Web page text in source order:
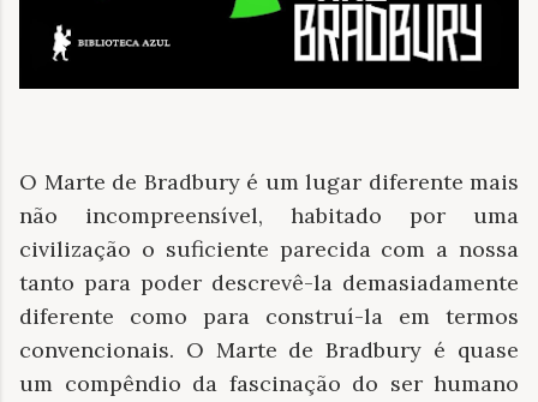
O Marte de Bradbury é um lugar diferente mais
não incompreensível, habitado por uma
civilização o suficiente parecida com a nossa
tanto para poder descrevê-la demasiadamente
diferente como para construí-la em termos
convencionais. O Marte de Bradbury é quase
um compêndio da fascinação do ser humano